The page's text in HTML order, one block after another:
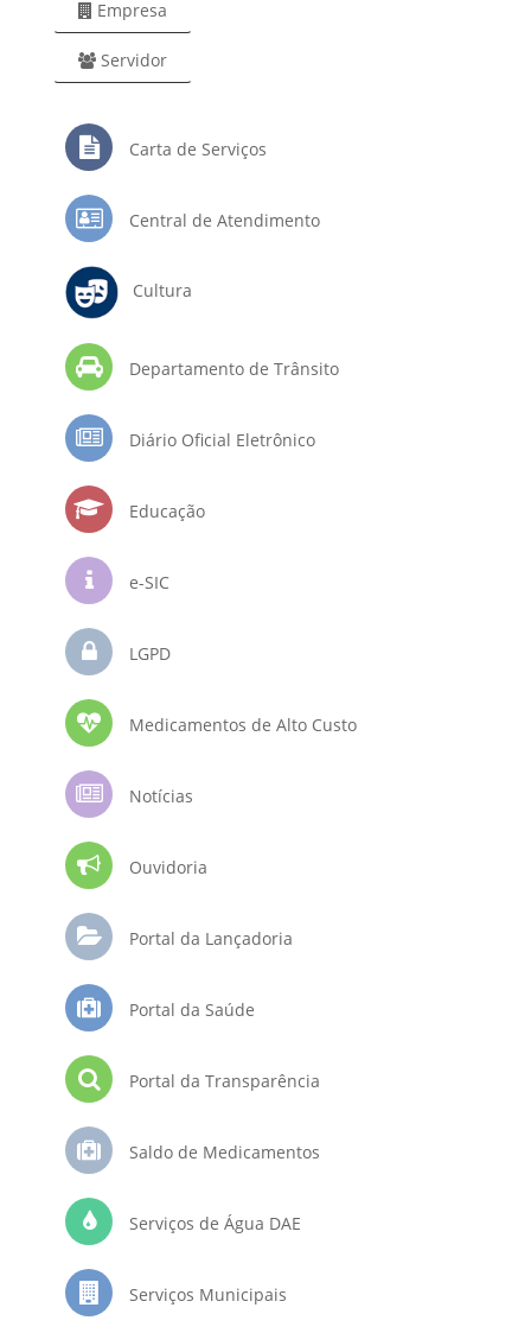
Empresa
Servidor
Carta de Serviços
Central de Atendimento
Cultura
Departamento de Trânsito
Diário Oficial Eletrônico
Educação
e-SIC
LGPD
Medicamentos de Alto Custo
Notícias
Ouvidoria
Portal da Lançadoria
Portal da Saúde
Portal da Transparência
Saldo de Medicamentos
Serviços de Água DAE
Serviços Municipais